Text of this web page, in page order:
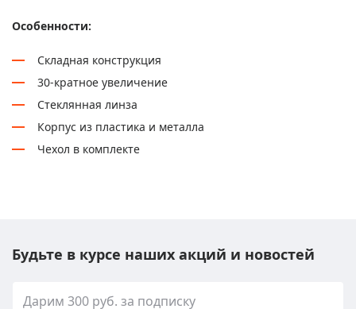
Особенности:
Складная конструкция
30-кратное увеличение
Стеклянная линза
Корпус из пластика и металла
Чехол в комплекте
Будьте в курсе наших акций и новостей